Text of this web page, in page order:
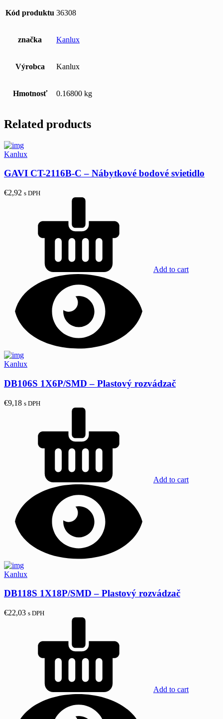
Kód produktu 36308
značka Kanlux
Výrobca Kanlux
Hmotnosť 0.16800 kg
Related products
Kanlux
GAVI CT-2116B-C – Nábytkové bodové svietidlo
€2,92 s DPH
Add to cart
Kanlux
DB106S 1X6P/SMD – Plastový rozvádzač
€9,18 s DPH
Add to cart
Kanlux
DB118S 1X18P/SMD – Plastový rozvádzač
€22,03 s DPH
Add to cart